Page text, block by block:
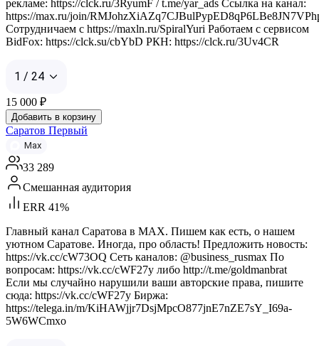
рекламе: https://clck.ru/3RyumF / t.me/yar_ads Ссылка на канал:
https://max.ru/join/
Сотрудничаем с https://maxln.ru/SpiralYuri Работаем с сервисом
BidFox: https://clck.su/cbYbD РКН: https://clck.ru/3Uv4CR
1 / 24
15 000 ₽
Добавить в корзину
Саратов Первый
Max
33 289
Смешанная аудитория
ERR 41%
Главный канал Саратова в MAX. Пишем как есть, о нашем
уютном Саратове. Иногда, про область! Предложить новость:
https://vk.cc/cW73OQ Сеть каналов: @business_rusmax По
вопросам: https://vk.cc/cWF27y либо http://t.me/goldmanbrat
Если мы случайно нарушили ваши авторские права, пишите
сюда: https://vk.cc/cWF27y Биржа:
https://telega.in/m/KiHAWjjr7DsjMpcO877jnE7nZE7sY_I69a-
5W6WCmxo